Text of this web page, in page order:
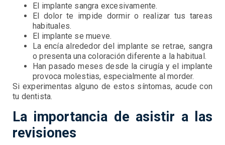
El implante sangra excesivamente.
El dolor te impide dormir o realizar tus tareas
habituales.
El implante se mueve.
La encía alrededor del implante se retrae, sangra
o presenta una coloración diferente a la habitual.
Han pasado meses desde la cirugía y el implante
provoca molestias, especialmente al morder.
Si experimentas alguno de estos síntomas, acude con
tu dentista.
La importancia de asistir a las
revisiones